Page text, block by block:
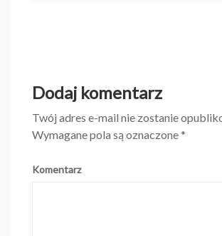
Dodaj komentarz
Twój adres e-mail nie zostanie
Wymagane pola są oznaczone*
Komentarz